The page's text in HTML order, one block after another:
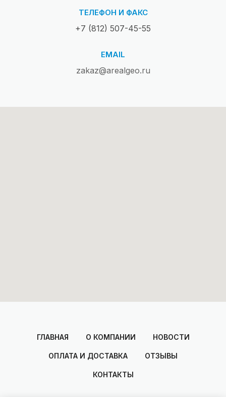
ТЕЛЕФОН И ФАКС
+7 (812) 507-45-55
EMAIL
zakaz@arealgeo.ru
ГЛАВНАЯ О КОМПАНИИ НОВОСТИ
ОПЛАТА И ДОСТАВКА ОТЗЫВЫ
КОНТАКТЫ